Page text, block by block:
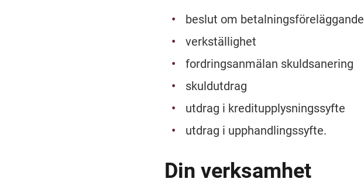
beslut om betalningsföreläggande
verkställighet
fordringsanmälan skuldsanering
skuldutdrag
utdrag i kreditupplysningssyfte
utdrag i upphandlingssyfte.
Din verksamhet